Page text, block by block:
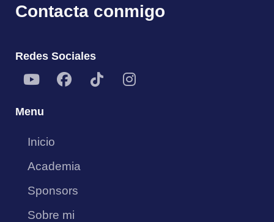
h
Contacta conmigo
Redes Sociales
Menu
Inicio
Academia
Sponsors
Sobre mi